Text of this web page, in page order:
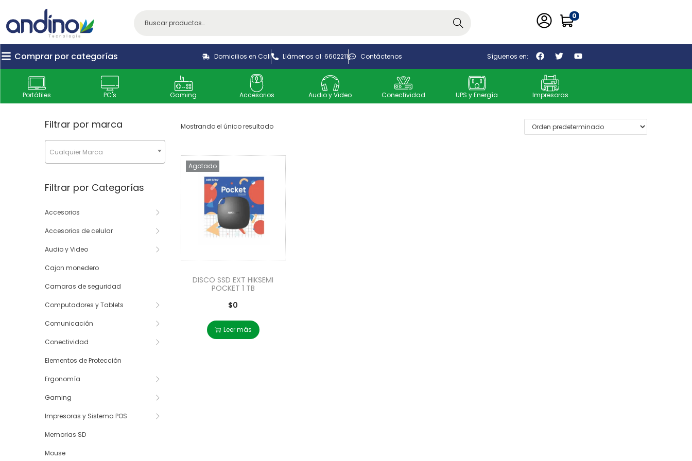
Buscar
0
Comprar por categorías Domicilios en Cali Llámenos al: 6602211 Contáctenos Síguenos en:
Portátiles PC's Gaming Accesorios Audio y Video Conectividad UPS y Energía Impresoras
Mostrando el único resultado
Agotado
DISCO SSD EXT HIKSEMI
POCKET 1 TB
$0
Leer más
Filtrar por marca
Cualquier Marca
Filtrar por Categorías
Accesorios
Accesorios de celular
Audio y Video
Cajon monedero
Camaras de seguridad
Computadores y Tablets
Comunicación
Conectividad
Elementos de Protección
Ergonomía
Gaming
Impresoras y Sistema POS
Memorias SD
Mouse